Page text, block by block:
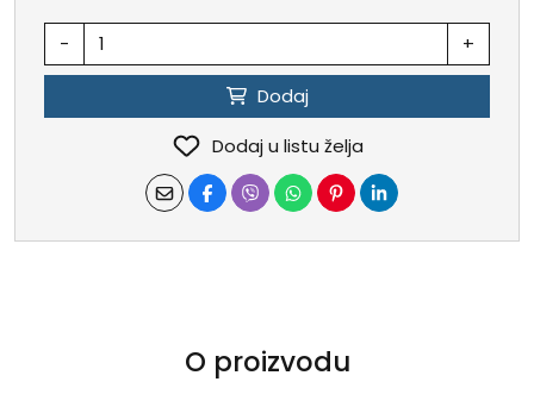
- +
Dodaj
Dodaj u listu želja
O proizvodu